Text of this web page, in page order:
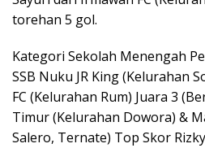
torehan 5 gol.
Kategori Sekolah Menengah
SSB Nuku JR King (Kelurahan
FC (Kelurahan Rum) Juara 3
Timur (Kelurahan Dowora) &
Salero, Ternate) Top Skor